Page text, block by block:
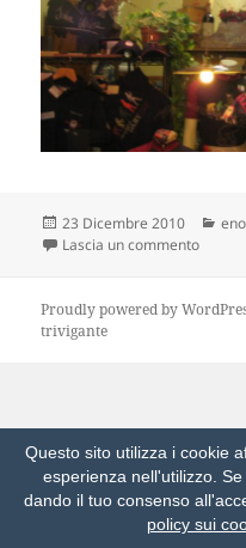
Scritto
il
23 Dicembre 2010
Lascia un commentosu
Questo sito utilizza i cookie
esperienza nell'utilizzo.
dando il tuo consenso
policy sui
Proudly powered by
trivigante